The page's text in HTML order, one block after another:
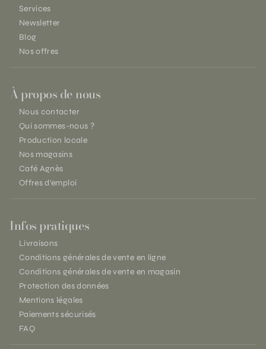
Services
Newsletter
Blog
Nos offres
À propos de nous
Nous contacter
Qui sommes-nous ?
Production locale
Nos magasins
Café Agnès
Offres d'emploi
Infos pratiques
Livraisons
Conditions générales de vente en ligne
Conditions générales de vente en magasin
Protection des données
Mentions légales
Paiements sécurisés
FAQ